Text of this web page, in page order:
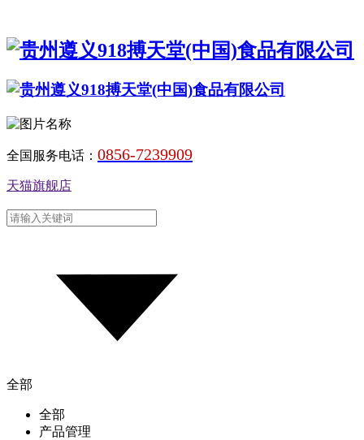
全国服务电话： 0856-7239909
天猫旗舰店
全部
全部
产品管理